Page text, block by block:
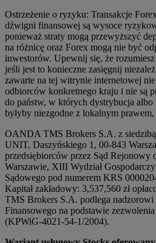
Ostrzeżenie o ryzyku: Transakcje
dźwigni finansowej są wysoce
ponieważ straty mogą przewyższyć
na różnicę oraz Forex mogą nie być
inwestorów. Upewnij się, że
jeśli jest to konieczne zasięgnij
zawarte na tej witrynie internetowej
odbiorców konkretnego kraju i nie są
do państw, w których dystrybucja
byłyby niezgodne z lokalnym
OANDA TMS Brokers S.A. z
UNIT, Daszyńskiego 1, 00-843
przedsiębiorców przez Sąd Rejonowy
Warszawie, XIII Wydział
Sądowego pod numerem KRS
Kapitał zakładowy: 3,537,560 zł
TMS Brokers S.A. podlega
Finansowego na podstawie
(KPWiG-4021-54-1/2004).